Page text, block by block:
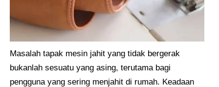
Masalah tapak mesin jahit yang tidak bergerak
bukanlah sesuatu yang asing, terutama bagi
pengguna yang sering menjahit di rumah. Keadaan